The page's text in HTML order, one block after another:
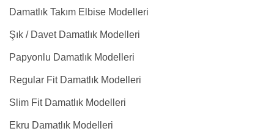
Damatlık Takım Elbise Modelleri
Şık / Davet Damatlık Modelleri
Papyonlu Damatlık Modelleri
Regular Fit Damatlık Modelleri
Slim Fit Damatlık Modelleri
Ekru Damatlık Modelleri